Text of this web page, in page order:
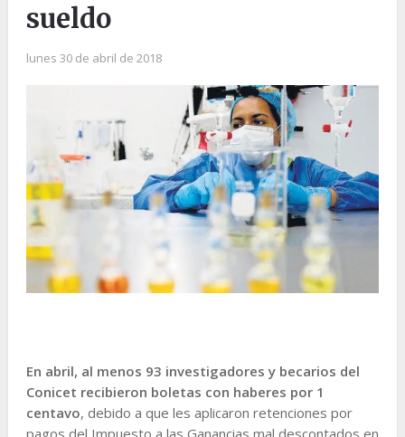
sueldo
lunes 30 de abril de 2018
En abril, al menos 93 investigadores y becarios del
Conicet recibieron boletas con haberes por 1
centavo, debido a que les aplicaron retenciones por
pagos del Impuesto a las Ganancias mal descontados en